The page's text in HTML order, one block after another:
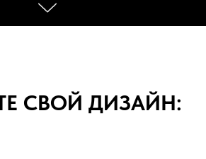
СВОЙ ДИЗАЙН: